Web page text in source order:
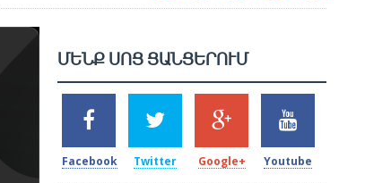
ՄԵՆՔ ՍՈՑ ՑԱՆՑԵՐՈՒՄ
2k
SHARES
Facebook
1.5k
TWEETS
Twitter
203
SHARES
Google+
620
SHARES
Youtube